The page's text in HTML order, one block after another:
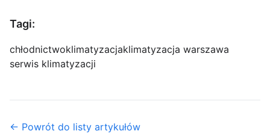
Tagi:
chłodnictwoklimatyzacjaklimatyzacja warszawa
serwis klimatyzacji
← Powrót do listy artykułów